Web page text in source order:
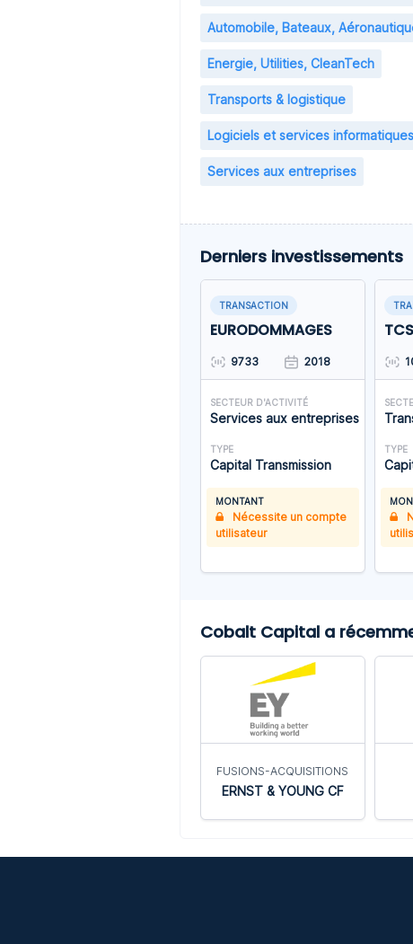
Automobile, Bateaux,
Energie, Utilities, CleanTech
Transports & logistique
Logiciels et services informatiques
Services aux entreprises
Derniers investissements
TRANSACTION
EURODOMMAGES
9733 2018
SECTEUR D'ACTIVITÉ
Services aux entreprises
TYPE
Capital Transmission
MONTANT
Nécessite un compte
utilisateur
TCS
TYPE
Cobalt Capital a
FUSIONS-ACQUISITIONS
ERNST & YOUNG CF